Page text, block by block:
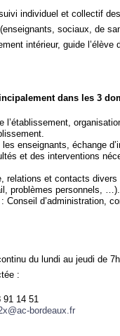
individuel et collectif
sociaux, de
intérieur, guide
dans les 3
l’établissement,
enseignants, échange
et des interventions
relations et contacts
problèmes personnels,
Conseil d’administration,
du lundi au jeudi de
:
91 14 51
bordeaux.fr